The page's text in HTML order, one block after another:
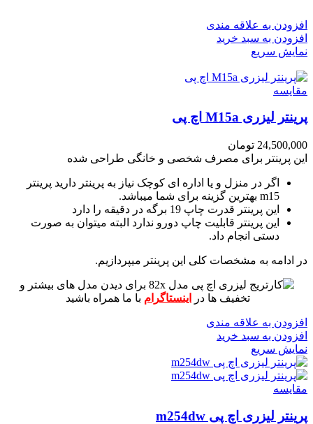
افزودن به علاقه مندی
افزودن به سبد خرید
نمایش سریع
مقايسه
پرینتر لیزری M15a اچ پی
24,500,000 تومان
این پرینتر برای مصرف شخصی و خانگی طراحی شده
اگر در منزل و یا اداره ای کوچک نیاز به پرینتر دارید پرینتر
m15 بهترین گزینه برای شما میباشد.
این پرینتر قدرت چاپ 19 برگه در دقیقه را دارد
این پرینتر قابلیت چاپ دورو ندارد البته میتوان به صورت
دستی انجام داد.
در ادامه به مشخصات کلی این پرینتر میپردازیم.
برای دیدن مدل های بیشتر و
تخفیف ها در
اینستاگرام با ما همراه باشید
افزودن به علاقه مندی
افزودن به سبد خرید
نمایش سریع
مقايسه
پرینتر لیزری اچ پی m254dw